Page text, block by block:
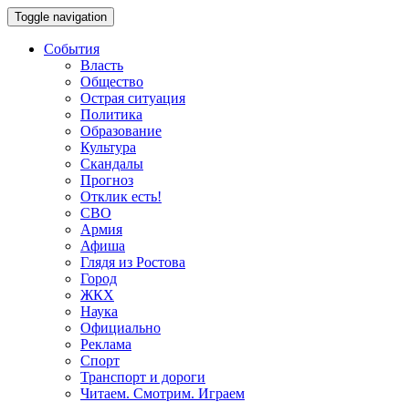
Toggle navigation
События
Власть
Общество
Острая ситуация
Политика
Образование
Культура
Скандалы
Прогноз
Отклик есть!
СВО
Армия
Афиша
Глядя из Ростова
Город
ЖКХ
Наука
Официально
Реклама
Спорт
Транспорт и дороги
Читаем. Смотрим. Играем